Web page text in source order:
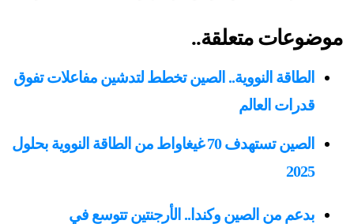
موضوعات متعلقة..
الطاقة النووية.. الصين تخطط لتدشين مفاعلات تفوق
قدرات العالم
الصين تستهدف 70 غيغاواط من الطاقة النووية بحلول
2025
بدعم من الصين وكندا.. الأرجنتين تتوسع في